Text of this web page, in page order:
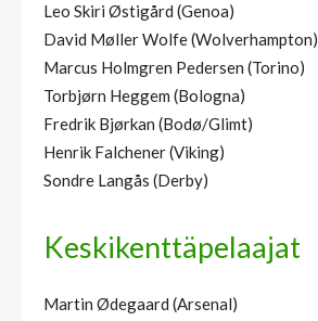
Leo Skiri Østigård (Genoa)
David Møller Wolfe (Wolverhampton)
Marcus Holmgren Pedersen (Torino)
Torbjørn Heggem (Bologna)
Fredrik Bjørkan (Bodø/Glimt)
Henrik Falchener (Viking)
Sondre Langås (Derby)
Keskikenttäpelaajat
Martin Ødegaard (Arsenal)